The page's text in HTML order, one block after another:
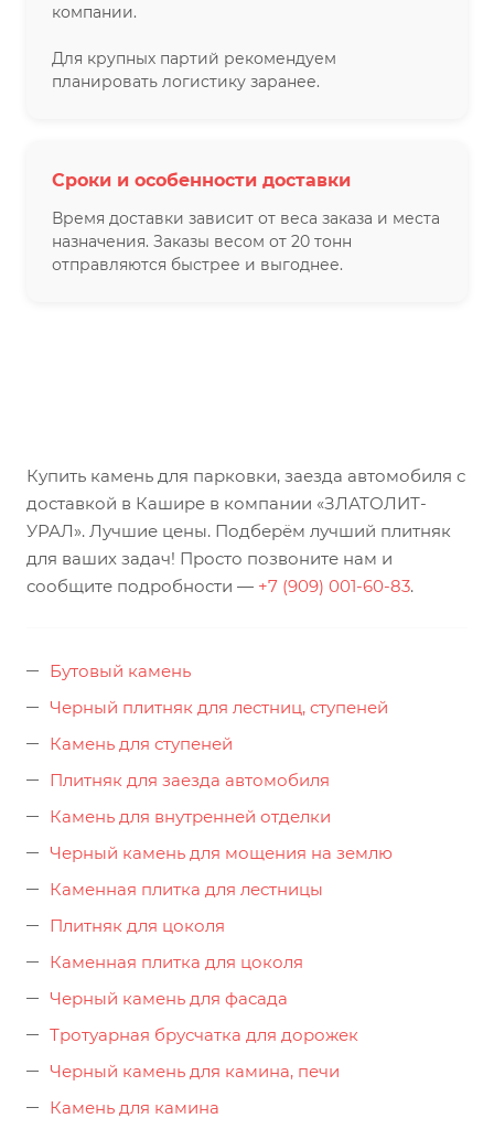
компании.
Для крупных партий рекомендуем
планировать логистику заранее.
Сроки и особенности доставки
Время доставки зависит от веса заказа и места
назначения. Заказы весом от 20 тонн
отправляются быстрее и выгоднее.
Купить камень для парковки, заезда автомобиля с
доставкой в Кашире в компании «ЗЛАТОЛИТ-
УРАЛ». Лучшие цены. Подберём лучший плитняк
для ваших задач! Просто позвоните нам и
сообщите подробности — +7 (909) 001-60-83.
Бутовый камень
Черный плитняк для лестниц, ступеней
Камень для ступеней
Плитняк для заезда автомобиля
Камень для внутренней отделки
Черный камень для мощения на землю
Каменная плитка для лестницы
Плитняк для цоколя
Каменная плитка для цоколя
Черный камень для фасада
Тротуарная брусчатка для дорожек
Черный камень для камина, печи
Камень для камина